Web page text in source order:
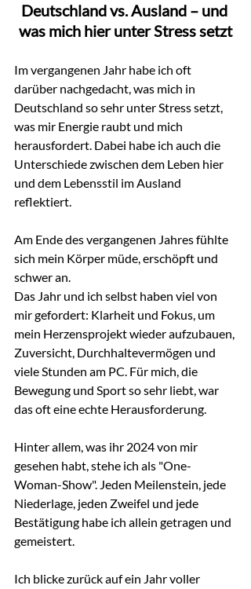
Deutschland vs. Ausland – und
was mich hier unter Stress setzt
Im vergangenen Jahr habe ich oft
darüber nachgedacht, was mich in
Deutschland so sehr unter Stress setzt,
was mir Energie raubt und mich
herausfordert. Dabei habe ich auch die
Unterschiede zwischen dem Leben hier
und dem Lebensstil im Ausland
reflektiert.
Am Ende des vergangenen Jahres fühlte
sich mein Körper müde, erschöpft und
schwer an.
Das Jahr und ich selbst haben viel von
mir gefordert: Klarheit und Fokus, um
mein Herzensprojekt wieder aufzubauen,
Zuversicht, Durchhaltevermögen und
viele Stunden am PC. Für mich, die
Bewegung und Sport so sehr liebt, war
das oft eine echte Herausforderung.
Hinter allem, was ihr 2024 von mir
gesehen habt, stehe ich als "One-
Woman-Show". Jeden Meilenstein, jede
Niederlage, jeden Zweifel und jede
Bestätigung habe ich allein getragen und
gemeistert.
Ich blicke zurück auf ein Jahr voller